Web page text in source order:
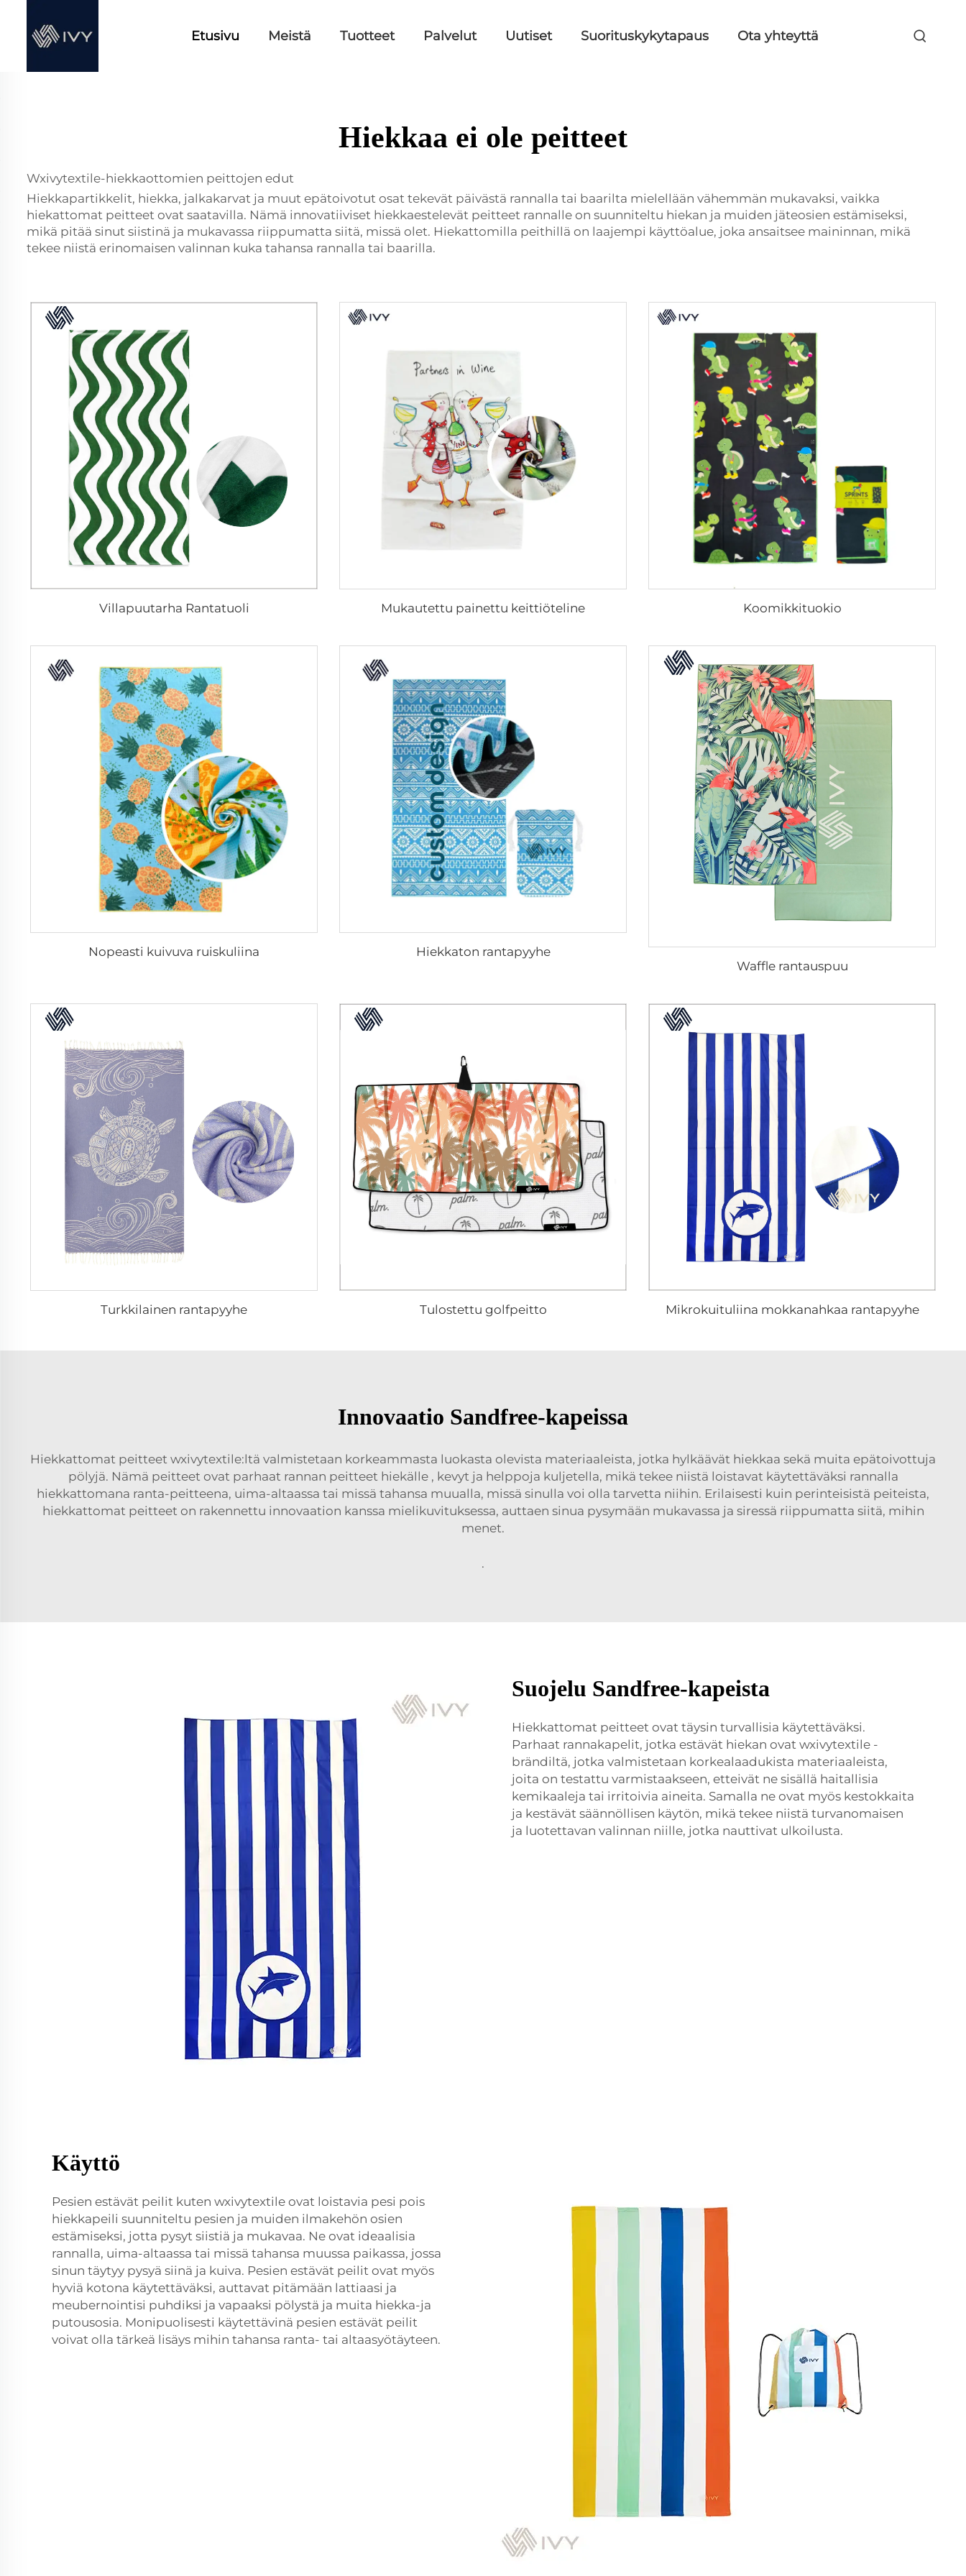
Etusivu Meistä Tuotteet Palvelut Uutiset Suorituskykytapaus Ota yhteyttä
Hiekkaa ei ole peitteet
Wxivytextile-hiekkaottomien peittojen edut
Hiekkapartikkelit, hiekka, jalkakarvat ja muut epätoivotut osat tekevät päivästä rannalla tai baarilta mielellään vähemmän mukavaksi, vaikka
hiekattomat peitteet ovat saatavilla. Nämä innovatiiviset hiekkaestelevät peitteet rannalle on suunniteltu hiekan ja muiden jäteosien estämiseksi,
mikä pitää sinut siistinä ja mukavassa riippumatta siitä, missä olet. Hiekattomilla peithillä on laajempi käyttöalue, joka ansaitsee maininnan, mikä
tekee niistä erinomaisen valinnan kuka tahansa rannalla tai baarilla.
Villapuutarha Rantatuoli Mukautettu painettu keittiöteline Koomikkituokio
Nopeasti kuivuva ruiskuliina
Hiekkaton rantapyyhe
Waffle rantauspuu
Turkkilainen rantapyyhe Tulostettu golfpeitto Mikrokuituliina mokkanahkaa rantapyyhe
Innovaatio Sandfree-kapeissa
Hiekkattomat peitteet wxivytextile:ltä valmistetaan korkeammasta luokasta olevista materiaaleista, jotka hylkäävät hiekkaa sekä muita epätoivottuja
pölyjä. Nämä peitteet ovat parhaat rannan peitteet hiekälle , kevyt ja helppoja kuljetella, mikä tekee niistä loistavat käytettäväksi rannalla
hiekkattomana ranta-peitteena, uima-altaassa tai missä tahansa muualla, missä sinulla voi olla tarvetta niihin. Erilaisesti kuin perinteisistä peiteista,
hiekkattomat peitteet on rakennettu innovaation kanssa mielikuvituksessa, auttaen sinua pysymään mukavassa ja siressä riippumatta siitä, mihin
menet.
.
Suojelu Sandfree-kapeista
Hiekkattomat peitteet ovat täysin turvallisia käytettäväksi.
Parhaat rannakapelit, jotka estävät hiekan ovat wxivytextile -
brändiltä, jotka valmistetaan korkealaadukista materiaaleista,
joita on testattu varmistaakseen, etteivät ne sisällä haitallisia
kemikaaleja tai irritoivia aineita. Samalla ne ovat myös kestokkaita
ja kestävät säännöllisen käytön, mikä tekee niistä turvanomaisen
ja luotettavan valinnan niille, jotka nauttivat ulkoilusta.
Käyttö
Pesien estävät peilit kuten wxivytextile ovat loistavia pesi pois
hiekkapeili suunniteltu pesien ja muiden ilmakehön osien
estämiseksi, jotta pysyt siistiä ja mukavaa. Ne ovat ideaalisia
rannalla, uima-altaassa tai missä tahansa muussa paikassa, jossa
sinun täytyy pysyä siinä ja kuiva. Pesien estävät peilit ovat myös
hyviä kotona käytettäväksi, auttavat pitämään lattiaasi ja
meubernointisi puhdiksi ja vapaaksi pölystä ja muita hiekka-ja
putousosia. Monipuolisesti käytettävinä pesien estävät peilit
voivat olla tärkeä lisäys mihin tahansa ranta- tai altaasyötäyteen.